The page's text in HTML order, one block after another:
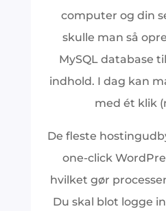
computer og din
skulle man så
MySQL database
indhold. I dag kan
med ét klik
De fleste
one-click
hvilket gør
Du skal blot logge